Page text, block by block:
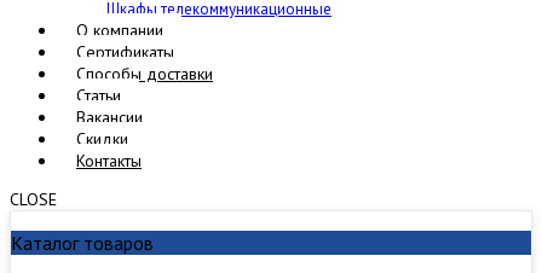
Шкафы телекоммуникационные
О компании
Сертификаты
Способы доставки
Статьи
Вакансии
Скидки
Контакты
CLOSE
Каталог товаров